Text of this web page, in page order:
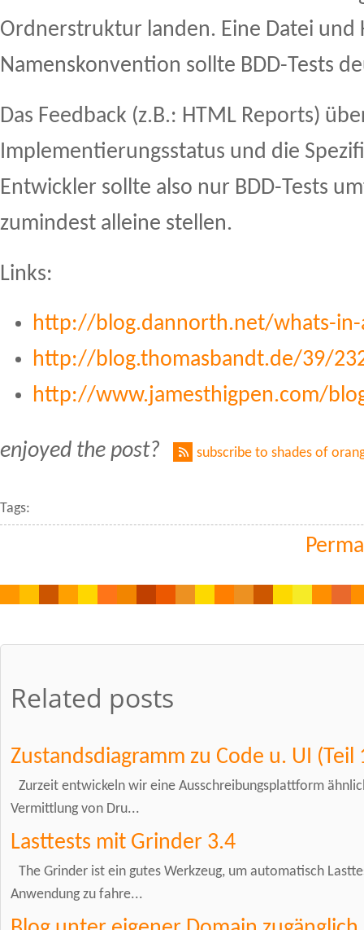
Ordnerstruktur landen. Eine Datei und
Namenskonvention sollte BDD-Tests
Das Feedback (z.B.: HTML Reports)
Implementierungsstatus und die
Entwickler sollte also nur BDD-Tests
zumindest alleine stellen.
Links:
http://blog.dannorth.net/whats-
http://blog.thomasbandt.de/39/
http://www.jamesthigpen.com/
enjoyed the post? subscribe to shades of
Tags:
Related posts
Zustandsdiagramm zu Code u. UI (Teil
Zurzeit entwickeln wir eine Ausschreibungsplattform
Vermittlung von Dru...
Lasttests mit Grinder 3.4
The Grinder ist ein gutes Werkzeug, um automatisch
Anwendung zu fahre...